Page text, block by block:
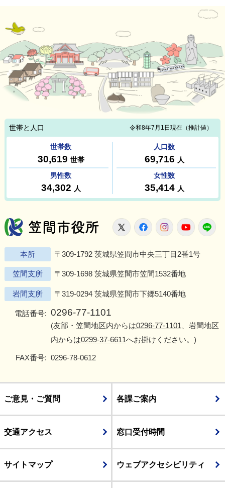
笠間市役所
X FacebookInstagram
本所 〒309-1792 茨城県笠間市中央三丁目2番1号
笠間支所 〒309-1698 茨城県笠間市笠間1532番地
岩間支所 〒319-0294 茨城県笠間市下郷5140番地
電話番号: 0296-77-1101
(友部・笠間地区内からは0296-77-1101 、岩間地区
内からは0299-37-6611へお掛けください。)
FAX番号: 0296-78-0612
ご意見・ご質問 各課ご案内
交通アクセス 窓口受付時間
サイトマップ ウェブアクセシビリティ